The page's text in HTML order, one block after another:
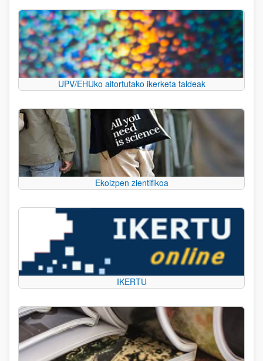
UPV/EHUko aitortutako ikerketa taldeak
Ekoizpen zientifikoa
IKERTU